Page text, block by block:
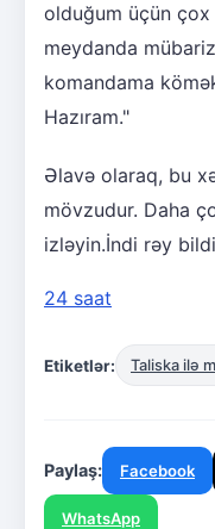
olduğum üçün
meydanda
komandama
Hazıram."
Əlavə olaraq, bu
mövzudur. Daha
izləyin.İndi rəy
24 saat
Etiketlər: Taliska ilə
Paylaş: Facebook
WhatsApp